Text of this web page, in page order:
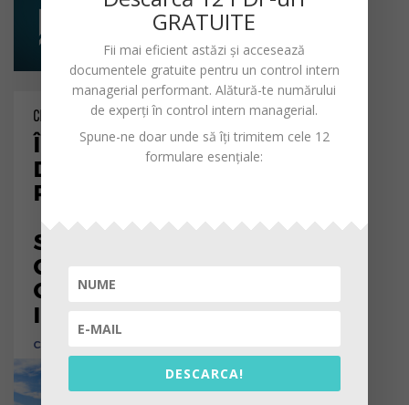
GRATUITE
Fii mai eficient astăzi și accesează
documentele gratuite pentru un control intern
managerial performant. Alătură-te numărului
de experți în control intern managerial.
Spune-ne doar unde să îți trimitem cele 12
formulare esențiale:
DESCARCA!